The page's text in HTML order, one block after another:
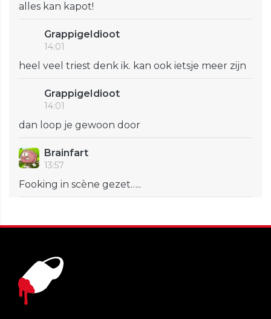
alles kan kapot!
GrappigeIdioot
14:01
heel veel triest denk ik. kan ook ietsje meer zijn
GrappigeIdioot
14:01
dan loop je gewoon door
Brainfart
13:57
Fooking in scène gezet…..